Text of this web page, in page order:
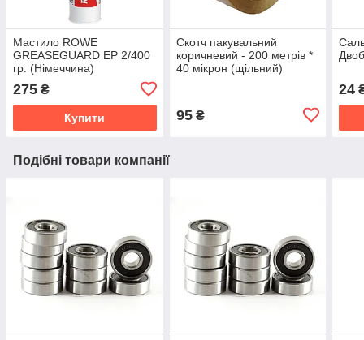
Мастило ROWE
GREASEGUARD EP 2/400
гр. (Німеччина)
275 ₴
Купити
Скотч пакувальний
коричневий - 200 метрів *
40 мікрон (щільний)
95₴
24
Подібні товари компанії